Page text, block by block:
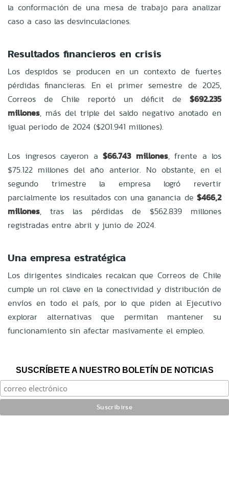
la conformación de una mesa de trabajo para analizar
caso a caso las desvinculaciones.
Resultados financieros en crisis
Los despidos se producen en un contexto de fuertes
pérdidas financieras. En el primer semestre de 2025,
Correos de Chile reportó un déficit de $692.235
millones, más del triple del saldo negativo anotado en
igual periodo de 2024 ($201.941 millones).
Los ingresos cayeron a $66.743 millones, frente a los
$75.122 millones del año anterior. No obstante, en el
segundo trimestre la empresa logró revertir
parcialmente los resultados con una ganancia de $466,2
millones, tras las pérdidas de $562.839 millones
registradas entre abril y junio de 2024.
Una empresa estratégica
Los dirigentes sindicales recalcan que Correos de Chile
cumple un rol clave en la conectividad y distribución de
envíos en todo el país, por lo que piden al Ejecutivo
explorar alternativas que permitan mantener su
funcionamiento sin afectar masivamente el empleo.
SUSCRÍBETE A NUESTRO BOLETÍN DE NOTICIAS